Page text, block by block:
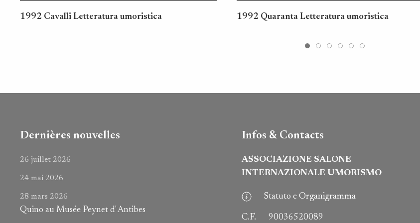
1992 Cavalli Letteratura umoristica 1992 Quaranta Letteratura umoristica
Dernières nouvelles
26 juillet 2026
24 mai 2026
28 mars 2026
Quino au Musée Peynet d' Antibes
Infos & Contacts
ASSOCIAZIONE SALONE
INTERNAZIONALE UMORISMO
Statuto e Organigramma
C.F. 90036520089